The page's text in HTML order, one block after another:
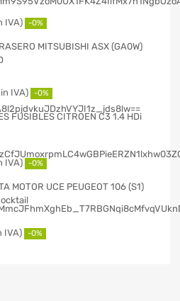
-0%
MITSUBISHI ASX (GA0W)
-0%
FUSIBLES CITROEN C3 1.4 HDi
-0%
MOTOR UCE PEUGEOT 106 (S1)
-0%